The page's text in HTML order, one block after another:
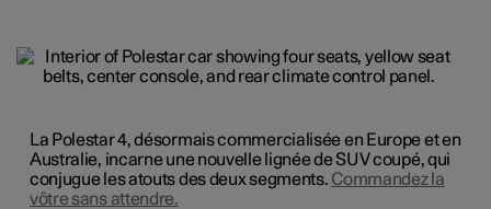
La Polestar 4, désormais commercialisée en Europe et en
Australie, incarne une nouvelle lignée de SUV coupé, qui
conjugue les atouts des deux segments. Commandez la
vôtre sans attendre.